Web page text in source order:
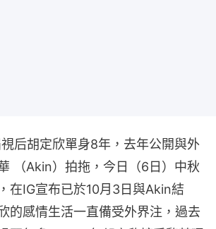
后胡定欣單身8年，去年公開與外
（Akin）拍拖，今日（6日）中秋
在IG宣布已於10月3日與Akin結
的感情生活一直備受外界注，過去